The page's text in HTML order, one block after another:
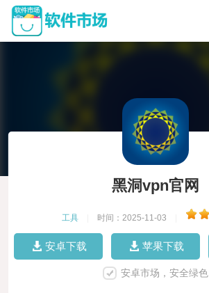
黑洞vpn官网
工具 时间：2025-11-03
安卓下载 苹果下载
安卓市场，安全绿色